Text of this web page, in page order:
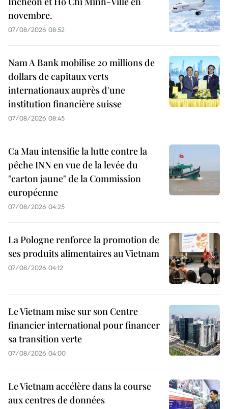
novembre.
07/08/2026 08:52
Nam A Bank mobilise 20 millions de
dollars de capitaux verts
internationaux auprès d'une
institution financière suisse
07/08/2026 08:45
Ca Mau intensifie la lutte contre la
pêche INN en vue de la levée du
"carton jaune" de la Commission
européenne
07/08/2026 04:25
La Pologne renforce la promotion de
ses produits alimentaires au Vietnam
07/08/2026 04:12
Le Vietnam mise sur son Centre
financier international pour financer
sa transition verte
07/08/2026 04:00
Le Vietnam accélère dans la course
aux centres de données